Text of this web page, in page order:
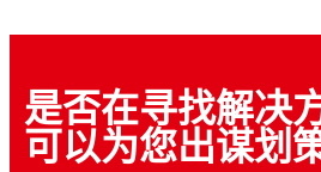
是否在寻找解决
可以为您出谋划